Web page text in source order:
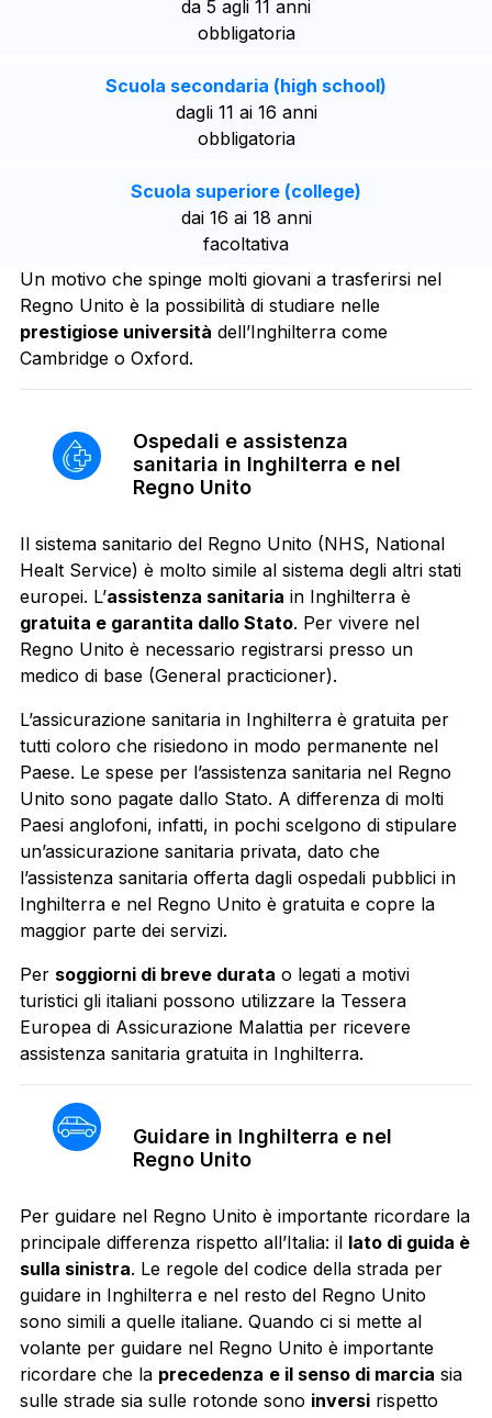
da 5 agli 11 anni
obbligatoria
Scuola secondaria (high school)
dagli 11 ai 16 anni
obbligatoria
Scuola superiore (college)
dai 16 ai 18 anni
facoltativa
Un motivo che spinge molti giovani a trasferirsi nel
Regno Unito è la possibilità di studiare nelle
prestigiose università dell’Inghilterra come
Cambridge o Oxford.
Ospedali e assistenza
sanitaria in Inghilterra e nel
Regno Unito
Il sistema sanitario del Regno Unito (NHS, National
Healt Service) è molto simile al sistema degli altri stati
europei. L’assistenza sanitaria in Inghilterra è
gratuita e garantita dallo Stato. Per vivere nel
Regno Unito è necessario registrarsi presso un
medico di base (General practicioner).
L’assicurazione sanitaria in Inghilterra è gratuita per
tutti coloro che risiedono in modo permanente nel
Paese. Le spese per l’assistenza sanitaria nel Regno
Unito sono pagate dallo Stato. A differenza di molti
Paesi anglofoni, infatti, in pochi scelgono di stipulare
un’assicurazione sanitaria privata, dato che
l’assistenza sanitaria offerta dagli ospedali pubblici in
Inghilterra e nel Regno Unito è gratuita e copre la
maggior parte dei servizi.
Per soggiorni di breve durata o legati a motivi
turistici gli italiani possono utilizzare la Tessera
Europea di Assicurazione Malattia per ricevere
assistenza sanitaria gratuita in Inghilterra.
Guidare in Inghilterra e nel
Regno Unito
Per guidare nel Regno Unito è importante ricordare la
principale differenza rispetto all’Italia: il lato di guida è
sulla sinistra. Le regole del codice della strada per
guidare in Inghilterra e nel resto del Regno Unito
sono simili a quelle italiane. Quando ci si mette al
volante per guidare nel Regno Unito è importante
ricordare che la precedenza e il senso di marcia sia
sulle strade sia sulle rotonde sono inversi rispetto